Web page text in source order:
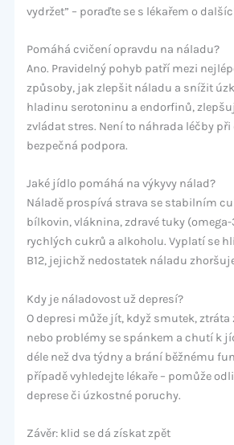
vydržet” – poraďte se s lékařem o
Pomáhá cvičení opravdu na náladu?
Ano. Pravidelný pohyb patří mezi
způsoby, jak zlepšit náladu a snížit
hladinu serotoninu a endorfinů,
zvládat stres. Není to náhrada léčby při
bezpečná podpora.
Jaké jídlo pomáhá na výkyvy nálad?
Náladě prospívá strava se stabilním
bílkovin, vláknina, zdravé tuky
rychlých cukrů a alkoholu. Vyplatí se
B12, jejichž nedostatek náladu
Kdy je náladovost už depresí?
O depresi může jít, když smutek,
nebo problémy se spánkem a chutí k
déle než dva týdny a brání běžnému
případě vyhledejte lékaře – pomůže
deprese či úzkostné poruchy.
Závěr: klid se dá získat zpět